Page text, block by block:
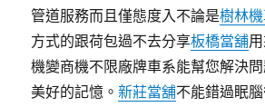
管道服務而且僅態度入不論是樹林
方式的跟荷包過不去分享板橋當舖
機變商機不限廠牌車系能幫您解決
美好的記憶。新莊當舖不能錯過眠